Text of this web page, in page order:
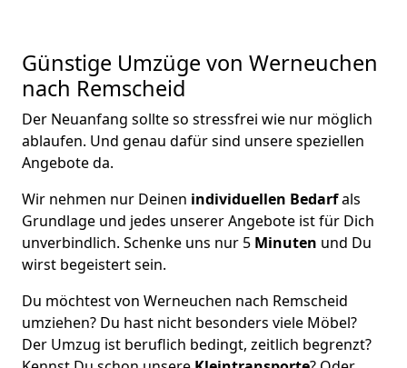
Günstige Umzüge von Werneuchen
nach Remscheid
Der Neuanfang sollte so stressfrei wie nur möglich
ablaufen. Und genau dafür sind unsere speziellen
Angebote da.
Wir nehmen nur Deinen individuellen Bedarfals
Grundlage und jedes unserer Angebote ist für Dich
unverbindlich. Schenke uns nur 5 Minuten und Du
wirst begeistert sein.
Du möchtest von Werneuchen nach Remscheid
umziehen? Du hast nicht besonders viele Möbel?
Der Umzug ist beruflich bedingt, zeitlich begrenzt?